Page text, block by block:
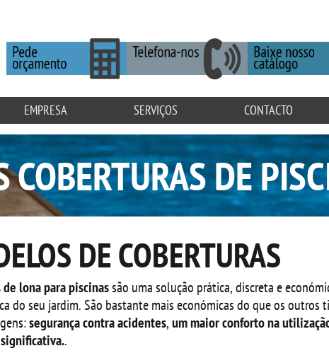
EMPRESA SERVIÇOS CONTACTO
COBERTURAS DE
DE COBERTURAS
lona para piscinassão uma solução prática, discreta e
do seu jardim. São bastante mais económicas do que os outros
segurança contra acidentes,um maior conforto na
.